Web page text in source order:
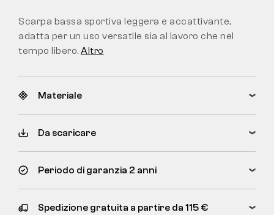
Scarpa bassa sportiva leggera e accattivante,
adatta per un uso versatile sia al lavoro che nel
tempo libero. Altro
Materiale
Da scaricare
Periodo di garanzia 2 anni
Spedizione gratuita a partire da 115 €